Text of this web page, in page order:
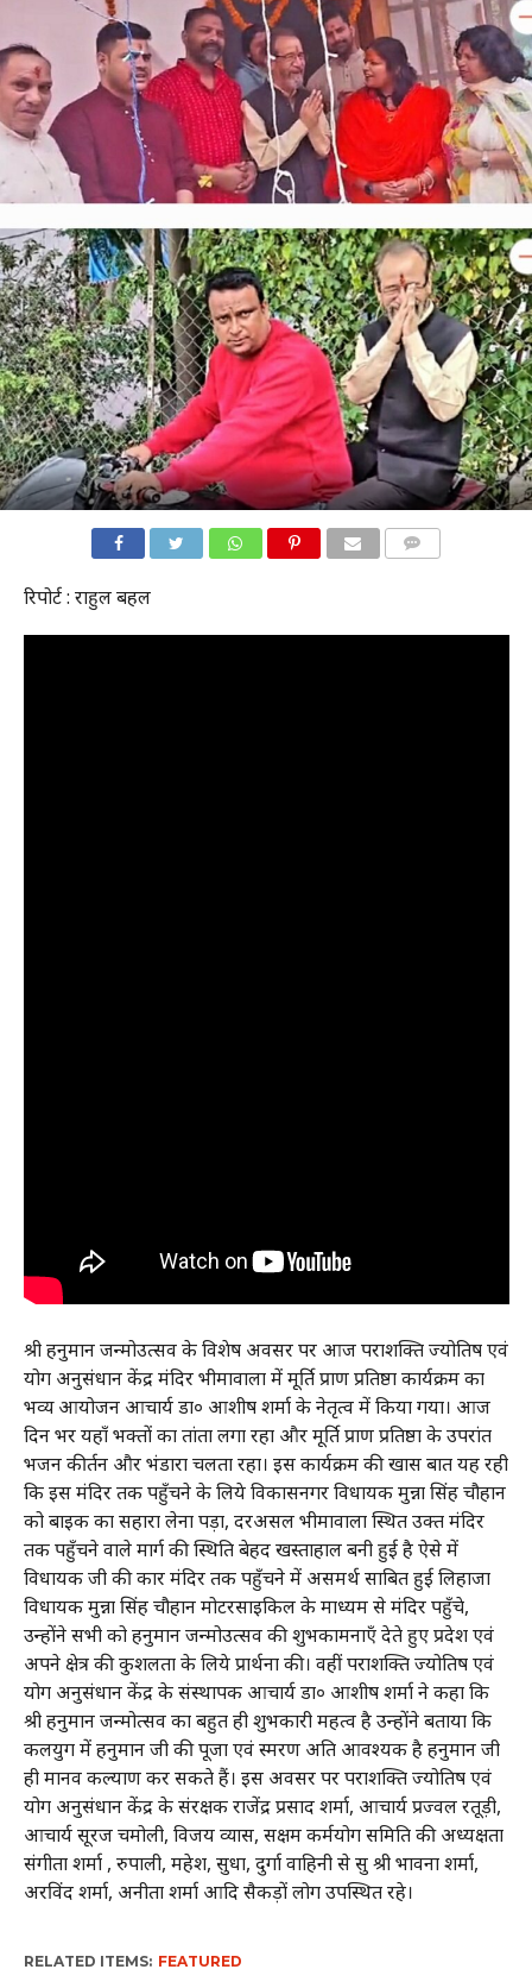
रिपोर्ट : राहुल बहल
श्री हनुमान जन्मोउत्सव के विशेष अवसर पर आज पराशक्ति ज्योतिष एवं
योग अनुसंधान केंद्र मंदिर भीमावाला में मूर्ति प्राण प्रतिष्ठा कार्यक्रम का
भव्य आयोजन आचार्य डा० आशीष शर्मा के नेतृत्व में किया गया। आज
दिन भर यहाँ भक्तों का तांता लगा रहा और मूर्ति प्राण प्रतिष्ठा के उपरांत
भजन कीर्तन और भंडारा चलता रहा। इस कार्यक्रम की खास बात यह रही
कि इस मंदिर तक पहुँचने के लिये विकासनगर विधायक मुन्ना सिंह चौहान
को बाइक का सहारा लेना पड़ा, दरअसल भीमावाला स्थित उक्त मंदिर
तक पहुँचने वाले मार्ग की स्थिति बेहद खस्ताहाल बनी हुई है ऐसे में
विधायक जी की कार मंदिर तक पहुँचने में असमर्थ साबित हुई लिहाजा
विधायक मुन्ना सिंह चौहान मोटरसाइकिल के माध्यम से मंदिर पहुँचे,
उन्होंने सभी को हनुमान जन्मोउत्सव की शुभकामनाएँ देते हुए प्रदेश एवं
अपने क्षेत्र की कुशलता के लिये प्रार्थना की। वहीं पराशक्ति ज्योतिष एवं
योग अनुसंधान केंद्र के संस्थापक आचार्य डा० आशीष शर्मा ने कहा कि
श्री हनुमान जन्मोत्सव का बहुत ही शुभकारी महत्व है उन्होंने बताया कि
कलयुग में हनुमान जी की‌ पूजा एवं स्मरण अति आवश्यक है हनुमान जी
ही मानव कल्याण कर सकते हैं। इस अवसर पर पराशक्ति ज्योतिष एवं
योग अनुसंधान केंद्र के संरक्षक राजेंद्र प्रसाद शर्मा, आचार्य प्रज्वल रतूड़ी,
आचार्य सूरज चमोली, विजय व्यास, सक्षम कर्मयोग समिति की अध्यक्षता
संगीता शर्मा , रुपाली, महेश, सुधा, दुर्गा वाहिनी से सु श्री भावना शर्मा,
अरविंद शर्मा, अनीता शर्मा आदि सैकड़ों लोग उपस्थित रहे।
RELATED ITEMS: FEATURED